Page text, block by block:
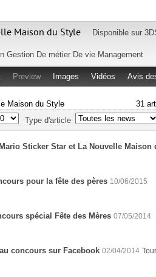
Maison du Style Disponible sur
Gestion De métier De vie Management
Preview Images Vidéos Avis
Maison du Style
31
Type d'article
Sticker Star et La Nouvelle Maison
pour la fête des pères 10/06/2015
spécial Fête des Mères 07/05/2014
concours sur Facebook 02/04/2014